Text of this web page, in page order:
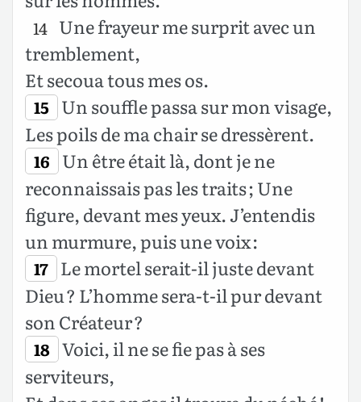
14 Une frayeur me surprit avec un
tremblement,
Et secoua tous mes os.
15 Un souffle passa sur mon visage,
Les poils de ma chair se dressèrent.
16 Un être était là, dont je ne
reconnaissais pas les traits ; Une
figure, devant mes yeux. J’entendis
un murmure, puis une voix :
17 Le mortel serait-il juste devant
Dieu ? L’homme sera-t-il pur devant
son Créateur ?
18 Voici, il ne se fie pas à ses
serviteurs,